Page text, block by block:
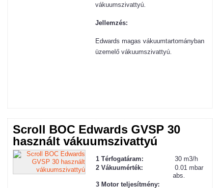
vákuumszivattyú.
Jellemzés:
Edwards magas vákuumtartományban
üzemelő vákuumszivattyú.
Scroll BOC Edwards GVSP 30
használt vákuumszivattyú
1 Térfogatáram:
30 m3/h
2 Vákuumérték:
0.01 mbar
abs.
3 Motor teljesítmény: